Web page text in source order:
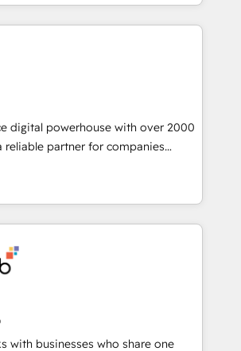
on marketing expenditure.
digital powerhouse with over 2000
reliable partner for companies
their position in the fields of
content, strategy and
technology end of HubSpot,
and designers work side by
specific demands of every client
projects from strategy to
with businesses who share one